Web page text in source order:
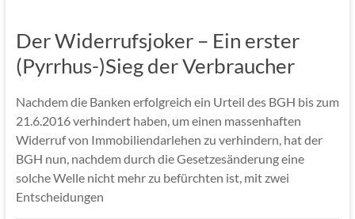
Der Widerrufsjoker – Ein erster
(Pyrrhus-)Sieg der Verbraucher
Nachdem die Banken erfolgreich ein Urteil des BGH bis zum
21.6.2016 verhindert haben, um einen massenhaften
Widerruf von Immobiliendarlehen zu verhindern, hat der
BGH nun, nachdem durch die Gesetzesänderung eine
solche Welle nicht mehr zu befürchten ist, mit zwei
Entscheidungen